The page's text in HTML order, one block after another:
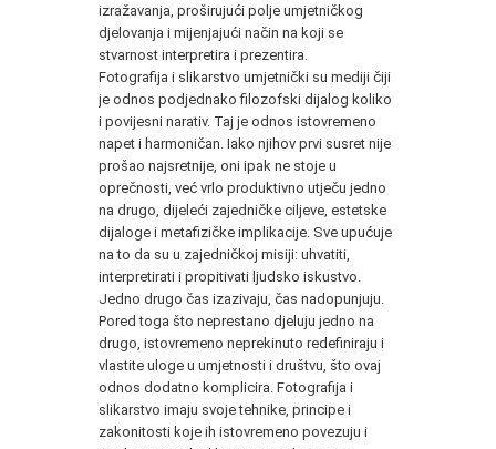
izražavanja, proširujući polje umjetničkog
djelovanja i mijenjajući način na koji se
stvarnost interpretira i prezentira.
Fotografija i slikarstvo umjetnički su mediji čiji
je odnos podjednako filozofski dijalog koliko
i povijesni narativ. Taj je odnos istovremeno
napet i harmoničan. Iako njihov prvi susret nije
prošao najsretnije, oni ipak ne stoje u
oprečnosti, već vrlo produktivno utječu jedno
na drugo, dijeleći zajedničke ciljeve, estetske
dijaloge i metafizičke implikacije. Sve upućuje
na to da su u zajedničkoj misiji: uhvatiti,
interpretirati i propitivati ljudsko iskustvo.
Jedno drugo čas izazivaju, čas nadopunjuju.
Pored toga što neprestano djeluju jedno na
drugo, istovremeno neprekinuto redefiniraju i
vlastite uloge u umjetnosti i društvu, što ovaj
odnos dodatno komplicira. Fotografija i
slikarstvo imaju svoje tehnike, principe i
zakonitosti koje ih istovremeno povezuju i